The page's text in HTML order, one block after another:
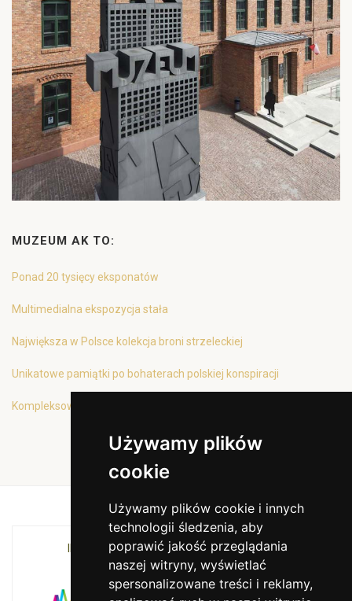
Używamy plików
cookie
Używamy plików cookie i innych
technologii śledzenia, aby
poprawić jakość przeglądania
naszej witryny, wyświetlać
spersonalizowane treści i reklamy,
MUZEUM AK TO:
Ponad 20 tysięcy eksponatów
Multimedialna ekspozycja stała
Największa w Polsce kolekcja broni strzeleckiej
Unikatowe pamiątki po bohaterach polskiej konspiracji
Kompleksowa oferta edukacyjna
INSTYTUCJA KULTURY MIASTA KRAKOWA I
WOJEWÓDZTWA MAŁOPOLSKIEGO